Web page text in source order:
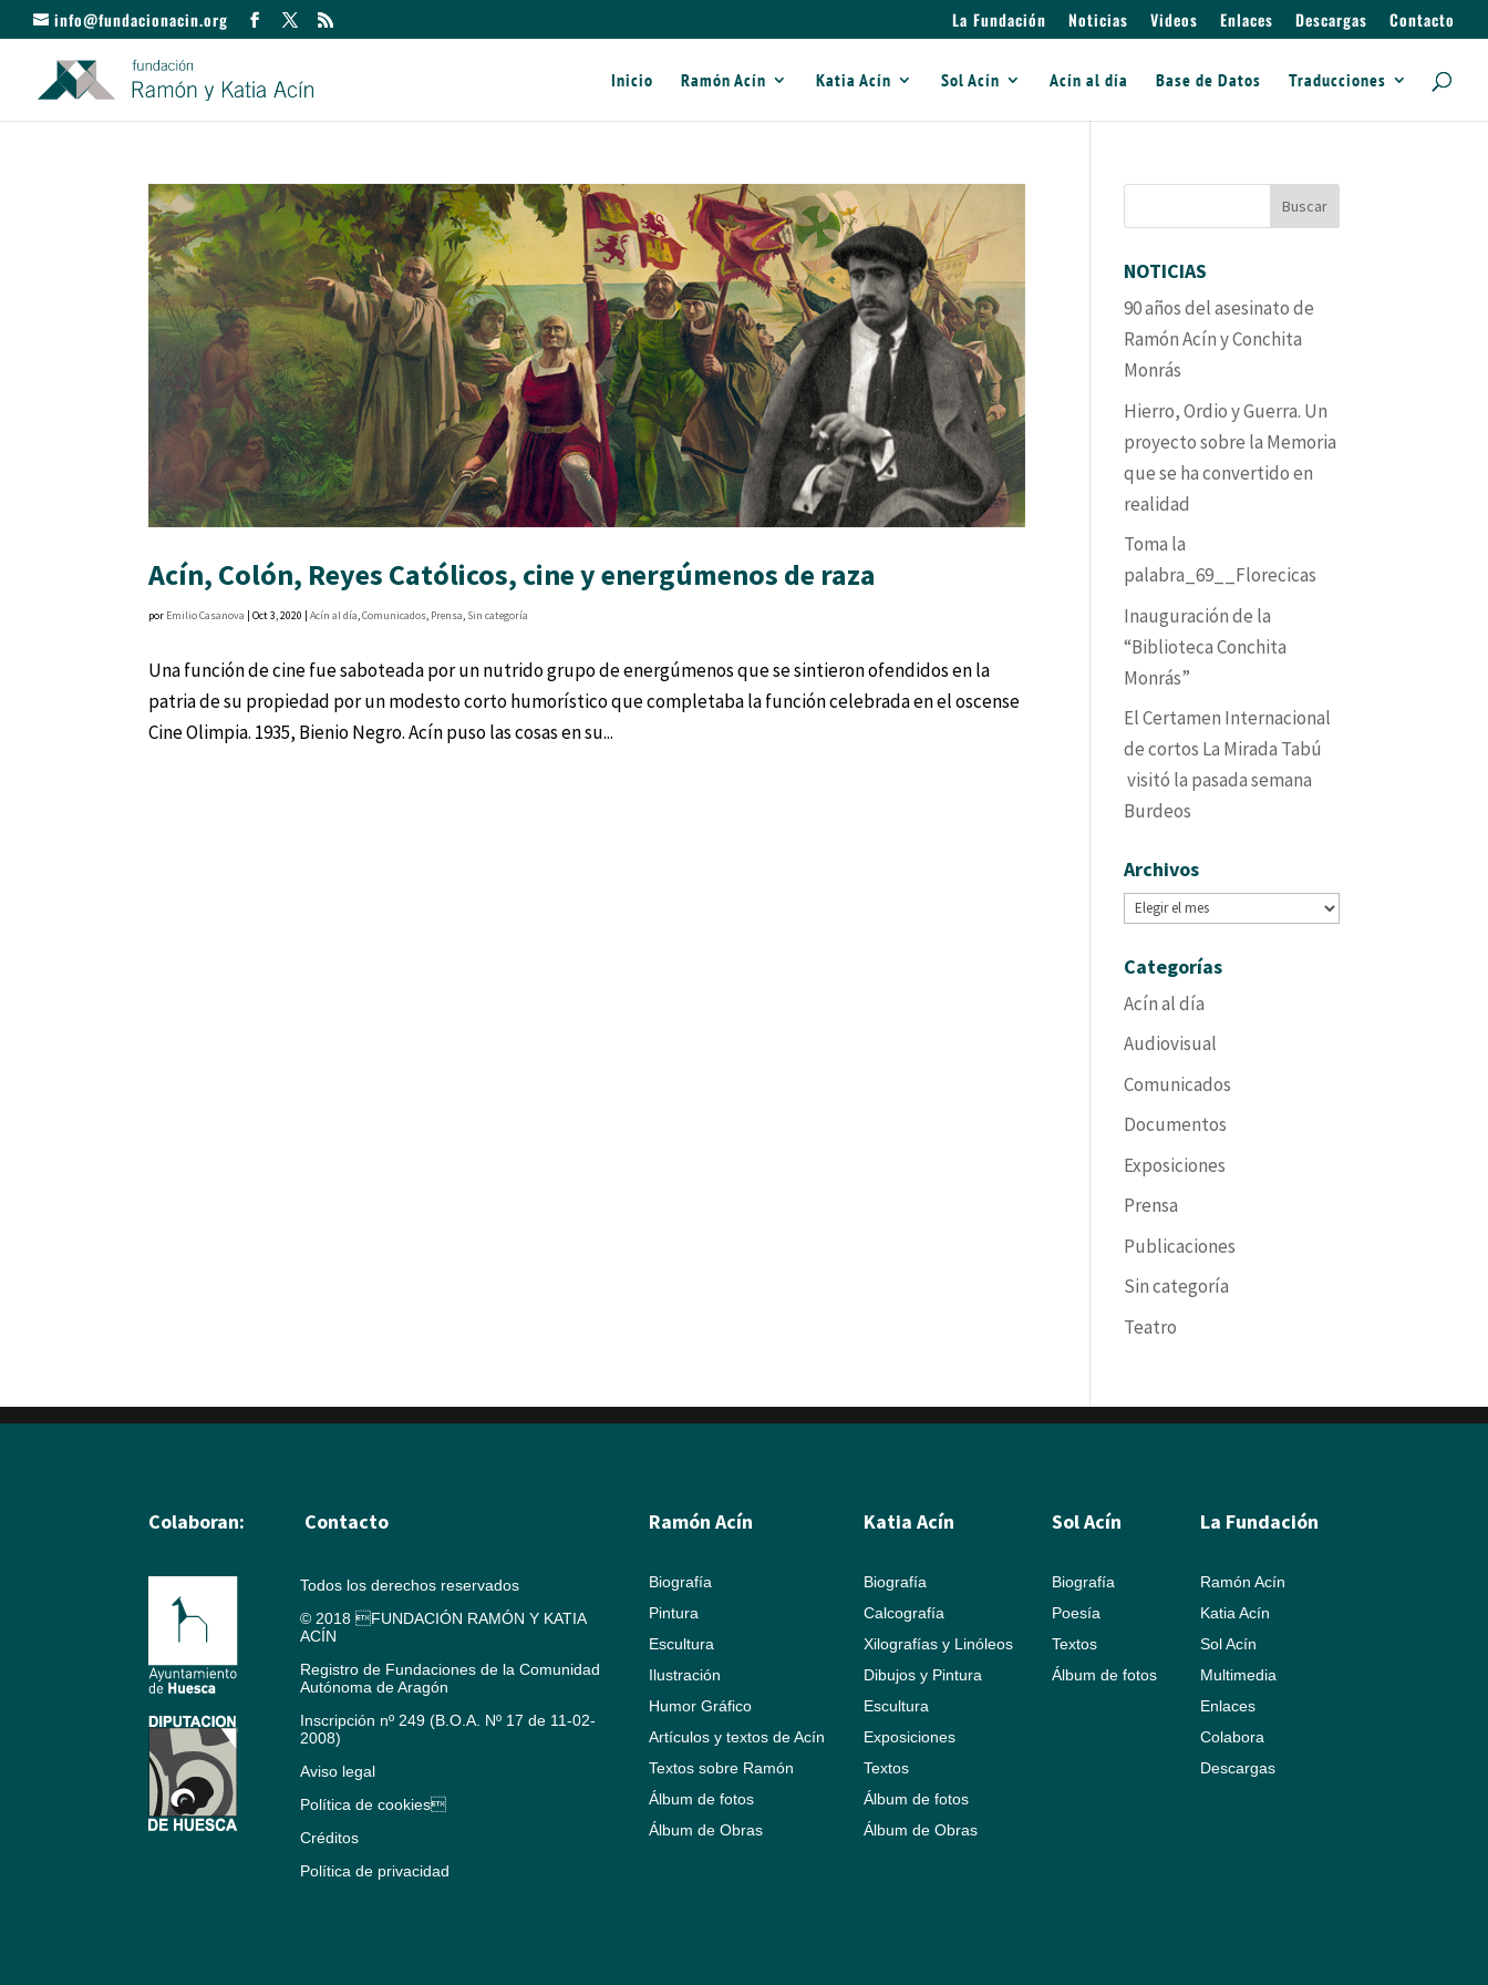
info@fundacionacin.org La Fundación Noticias Videos Enlaces Descargas Contacto
Inicio Ramón Acín Katia Acín Sol Acín Acín al día Base de Datos Traducciones
Acín, Colón, Reyes Católicos, cine y energúmenos de raza
por Emilio Casanova |Oct 3, 2020 |Acín al día,Comunicados, Prensa, Sin categoría
Una función de cine fue saboteada por un nutrido grupo de energúmenos que se sintieron ofendidos en la
patria de su propiedad por un modesto corto humorístico que completaba la función celebrada en el oscense
Cine Olimpia. 1935, Bienio Negro. Acín puso las cosas en su...
NOTICIAS
90 años del asesinato de
Ramón Acín y Conchita
Monrás
Hierro, Ordio y Guerra. Un
proyecto sobre la Memoria
que se ha convertido en
realidad
Toma la
palabra_69__Florecicas
Inauguración de la
“Biblioteca Conchita
Monrás”
El Certamen Internacional
de cortos La Mirada Tabú
visitó la pasada semana
Burdeos
Archivos
Archivos
Categorías
Acín al día
Audiovisual
Comunicados
Documentos
Exposiciones
Prensa
Publicaciones
Sin categoría
Teatro
Colaboran: Contacto
Todos los derechos reservados
© 2018 FUNDACIÓN RAMÓN Y KATIA
ACÍN
Registro de Fundaciones de la Comunidad
Autónoma de Aragón
Inscripción nº 249 (B.O.A. Nº 17 de 11-02-
2008)
Aviso legal
Política de cookies
Créditos
Política de privacidad
Ramón Acín
Biografía
Pintura
Escultura
Ilustración
Humor Gráfico
Artículos y textos de Acín
Textos sobre Ramón
Álbum de fotos
Álbum de Obras
Katia Acín
Biografía
Calcografía
Xilografías y Linóleos
Dibujos y Pintura
Escultura
Exposiciones
Textos
Álbum de fotos
Álbum de Obras
Sol Acín
Biografía
Poesía
Textos
Álbum de fotos
La Fundación
Ramón Acín
Katia Acín
Sol Acín
Multimedia
Enlaces
Colabora
Descargas